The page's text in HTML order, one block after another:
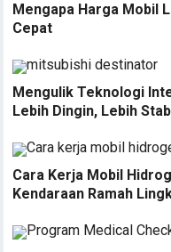
Mengapa Harga Mobil
Cepat
Mengulik Teknologi
Lebih Dingin, Lebih
Cara Kerja Mobil
Kendaraan Ramah